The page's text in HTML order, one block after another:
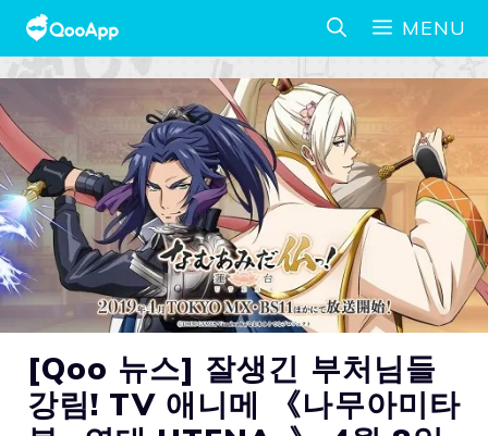
MENU
[Qoo 뉴스] 잘생긴 부처님들
강림! TV 애니메 《나무아미타